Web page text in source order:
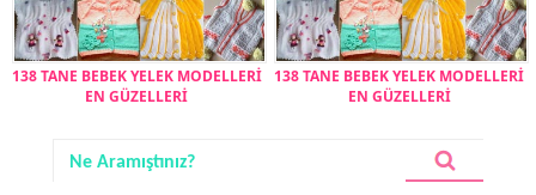
138 TANE BEBEK YELEK MODELLERİ
EN GÜZELLERİ
138 TANE BEBEK YELEK MODELLERİ
EN GÜZELLERİ